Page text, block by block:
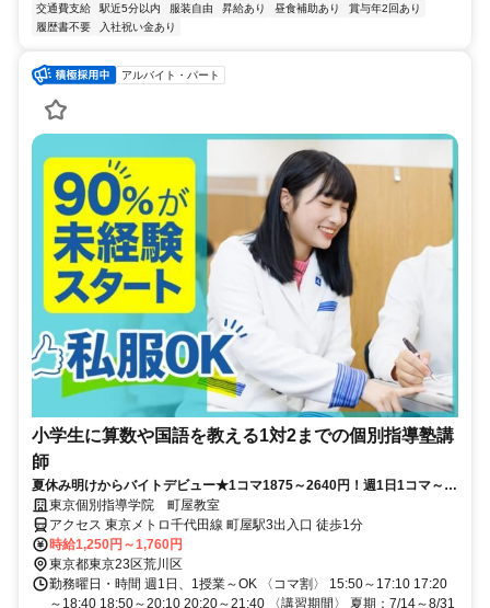
交通費支給
駅近5分以内 服装自由 昇給あり 昼食補助あり
賞与年2回あり
履歴書不要
入社祝い金あり
アルバイト・パート
小学生に算数や国語を教える1対2までの個別指導塾講
師
夏休み明けからバイトデビュー★1コマ1875～2640円！週1日1コマ～私
服でok◎
東京個別指導学院 町屋教室
アクセス 東京メトロ千代田線 町屋駅3出入口 徒歩1分
時給1,250円～1,760円
東京都東京23区荒川区
勤務曜日・時間 週1日、1授業～OK 〈コマ割〉 15:50～17:10 17:20
～18:40 18:50～20:10 20:20～21:40 〈講習期間〉 夏期：7/14～8/31